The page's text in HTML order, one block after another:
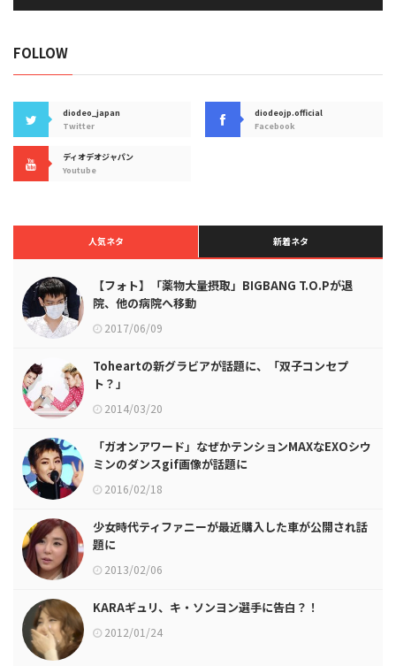
FOLLOW
diodeo_japan
Twitter
diodeojp.official
Facebook
ディオデオジャパン
Youtube
人気ネタ 新着ネタ
【フォト】「薬物大量摂取」BIGBANG T.O.Pが退
院、他の病院へ移動
2017/06/09
Toheartの新グラビアが話題に、「双子コンセプ
ト？」
2014/03/20
「ガオンアワード」なぜかテンションMAXなEXOシウ
ミンのダンスgif画像が話題に
2016/02/18
少女時代ティファニーが最近購入した車が公開され話
題に
2013/02/06
KARAギュリ、キ・ソンヨン選手に告白？！
2012/01/24